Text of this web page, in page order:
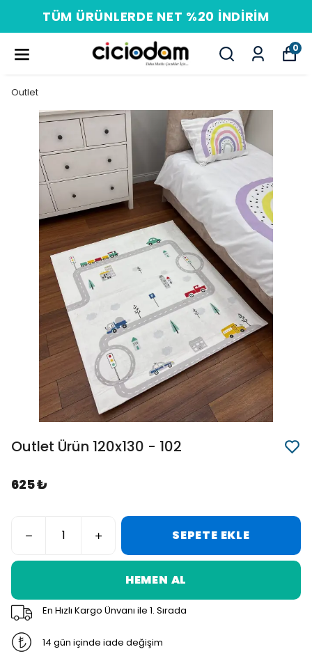
PEŞIN FIYATINA 3 TAKSIT
0
Outlet
Outlet Ürün 120x130 - 102
625 ₺
SEPETE EKLE
HEMEN AL
En Hızlı Kargo Ünvanı ile 1. Sırada
14 gün içinde iade değişim